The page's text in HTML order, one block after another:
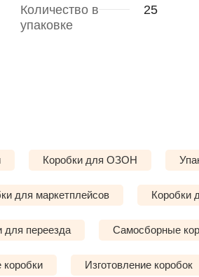
Количество в
упаковке
25
Коробки для ОЗОН
для маркетплейсов Коробки
для переезда Самосборные
Изготовление коробок